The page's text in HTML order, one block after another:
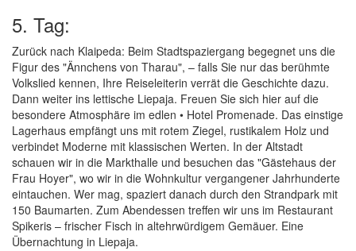
5. Tag:
Zurück nach Klaipeda: Beim Stadtspaziergang begegnet uns die
Figur des "Ännchens von Tharau", – falls Sie nur das berühmte
Volkslied kennen, Ihre Reiseleiterin verrät die Geschichte dazu.
Dann weiter ins lettische Liepaja. Freuen Sie sich hier auf die
besondere Atmosphäre im edlen • Hotel Promenade. Das einstige
Lagerhaus empfängt uns mit rotem Ziegel, rustikalem Holz und
verbindet Moderne mit klassischen Werten. In der Altstadt
schauen wir in die Markthalle und besuchen das "Gästehaus der
Frau Hoyer", wo wir in die Wohnkultur vergangener Jahrhunderte
eintauchen. Wer mag, spaziert danach durch den Strandpark mit
150 Baumarten. Zum Abendessen treffen wir uns im Restaurant
Spikeris – frischer Fisch in altehrwürdigem Gemäuer. Eine
Übernachtung in Liepaja.